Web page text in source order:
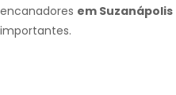
encanadores em Suzanápolis
importantes.